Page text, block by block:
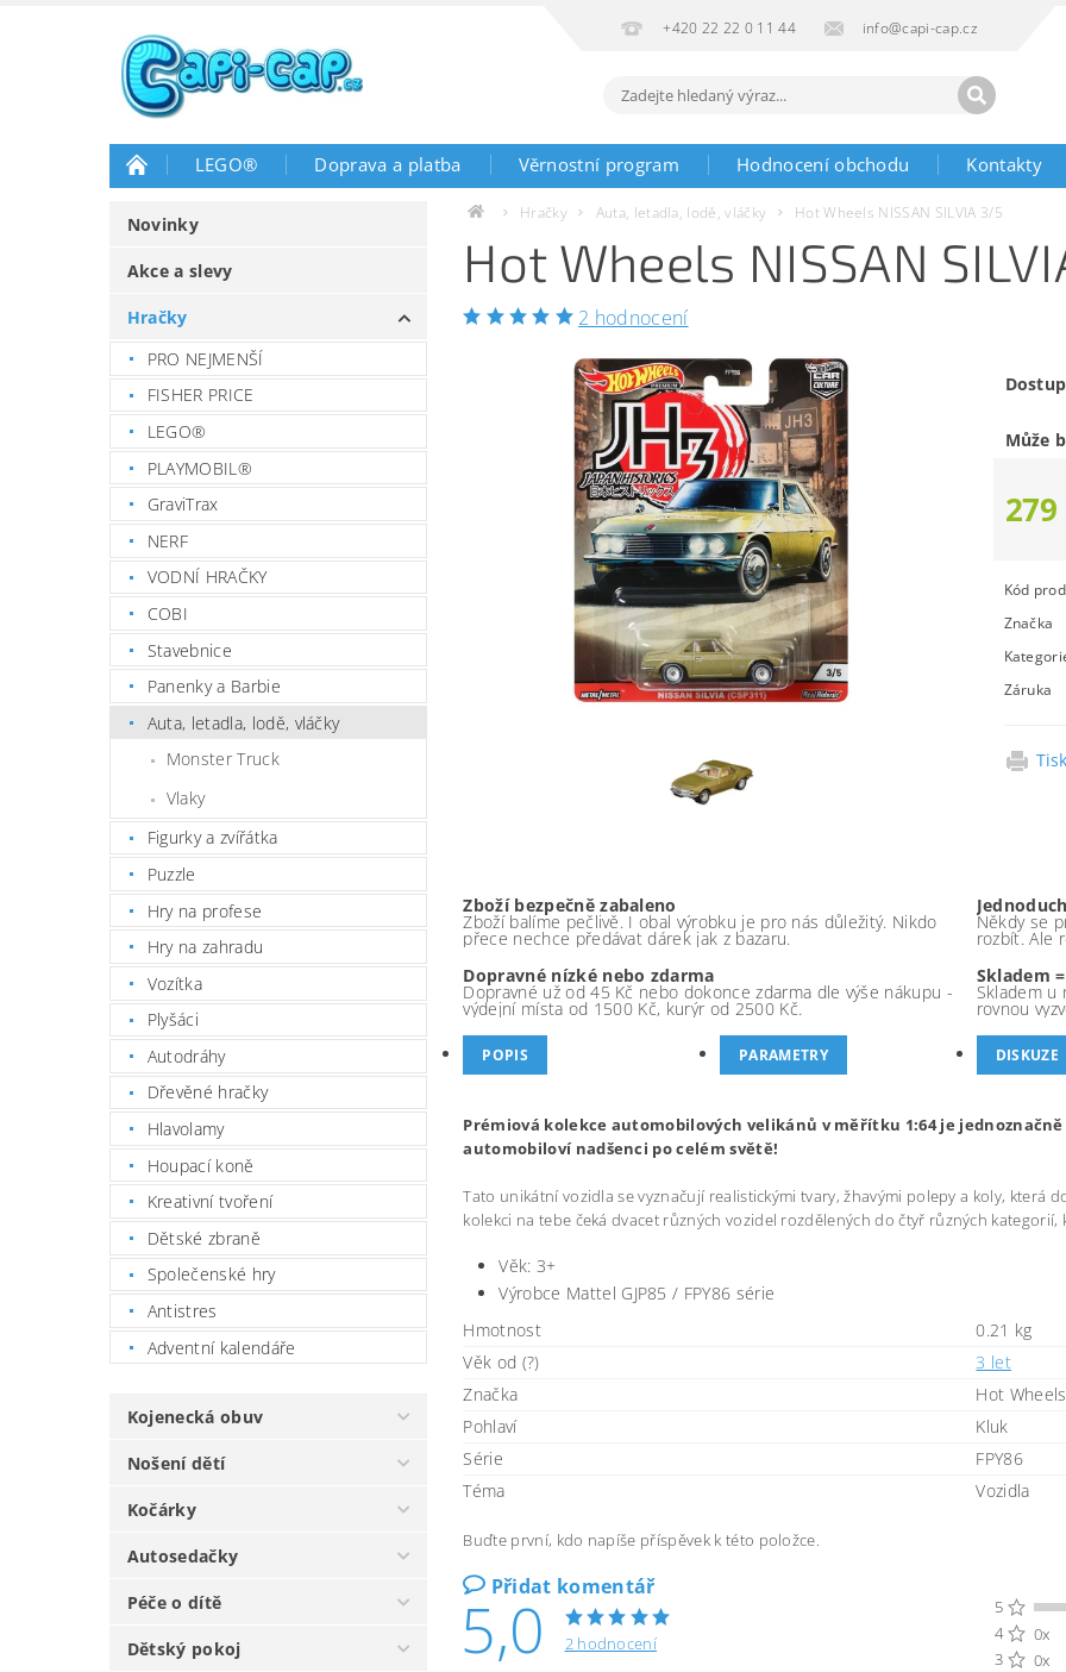
+420 22 22 0 11 44 info@capi-cap.cz
LEGO® Doprava a platba Věrnostní program Hodnocení obchodu Kontakty
Novinky
Akce a slevy
Hračky
PRO NEJMENŠÍ
FISHER PRICE
LEGO®
PLAYMOBIL®
GraviTrax
NERF
VODNÍ HRAČKY
COBI
Stavebnice
Panenky a Barbie
Auta, letadla, lodě, vláčky
Monster Truck
Vlaky
Figurky a zvířátka
Puzzle
Hry na profese
Hry na zahradu
Vozítka
Plyšáci
Autodráhy
Dřevěné hračky
Hlavolamy
Houpací koně
Kreativní tvoření
Dětské zbraně
Společenské hry
Antistres
Adventní kalendáře
Kojenecká obuv
Nošení dětí
Kočárky
Autosedačky
Péče o dítě
Dětský pokoj
Hračky Auta, letadla, lodě, vláčky Hot Wheels NISSAN SILVIA 3/5
Hot Wheels NISSAN
2 hodnocení
Může
279
Kód
Značka
Záruka
Zboží bezpečně zabaleno
Zboží balíme pečlivě. I obal výrobku je pro nás důležitý. Nikdo
přece nechce předávat dárek jak z bazaru.
Někdy se
rozbít. Ale
Dopravné nízké nebo zdarma
Dopravné už od 45 Kč nebo dokonce zdarma dle výše nákupu -
výdejní místa od 1500 Kč, kurýr od 2500 Kč.
Skladem
Skladem u
rovnou
POPIS PARAMETRY DISKUZE
Prémiová kolekce automobilových velikánů v měřítku 1:64 je
automobiloví nadšenci po celém světě!
Tato unikátní vozidla se vyznačují realistickými tvary, žhavými polepy a koly,
kolekci na tebe čeká dvacet různých vozidel rozdělených do čtyř různých kategorií,
Věk: 3+
Výrobce Mattel GJP85 / FPY86 série
Hmotnost
0.21 kg
Věk od (?)
3 let
Značka
Hot Wheels
Pohlaví
Kluk
Série
FPY86
Téma
Vozidla
Buďte první, kdo napíše příspěvek k této položce.
Přidat komentář
5,0 2 hodnocení
5
4
0x
3
0x